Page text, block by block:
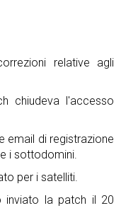
relative agli
chiudeva l'accesso
email di registrazione
i sottodomini.
per i satelliti.
inviato la patch il 20